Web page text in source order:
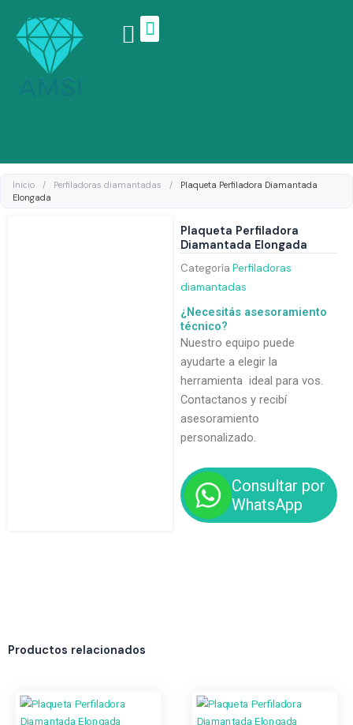
contenido
Inicio / Perfiladoras diamantadas /
Plaqueta Perfiladora Diamantada
Elongada
Plaqueta Perfiladora
Diamantada Elongada
Categoría Perfiladoras
diamantadas
¿Necesitás asesoramiento
técnico?
Nuestro equipo puede
ayudarte a elegir la
herramienta ideal para vos.
Contactanos y recibí
asesoramiento
personalizado.
Consultar por
WhatsApp
Productos relacionados